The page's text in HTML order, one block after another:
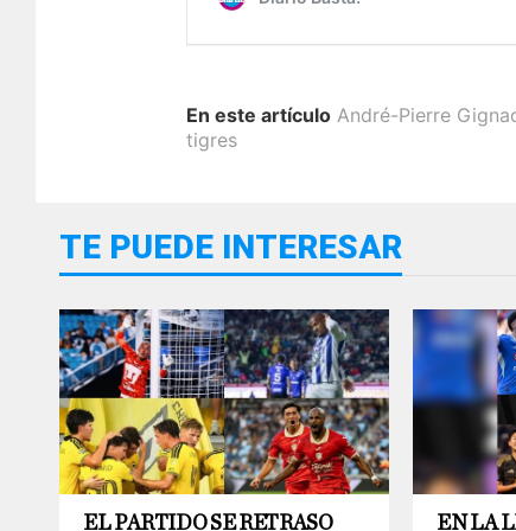
En este artículo André-Pierre
tigres
TE PUEDE INTERESAR
EL PARTIDO SE RETRASO EN LA